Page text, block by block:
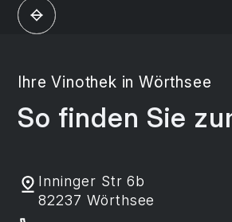
Ihre Vinothek in Wörthsee
So finden Sie
Inninger Str 6b
82237 Wörthsee